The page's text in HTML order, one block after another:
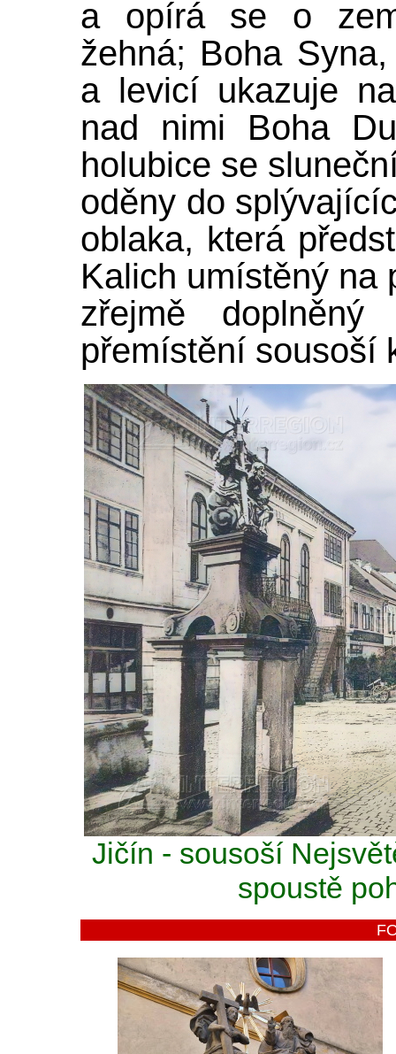
a opírá se o
žehná; Boha
a levicí ukazuje
nad nimi Boha
holubice se
oděny do
oblaka, která
Kalich umístěný na
zřejmě
přemístění sousoší
Jičín - sousoší
spoustě